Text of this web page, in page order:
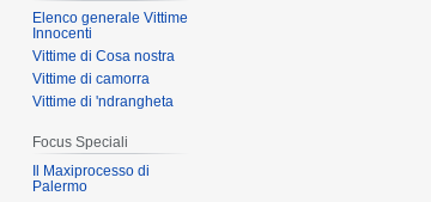
Elenco generale Vittime
Innocenti
Vittime di Cosa nostra
Vittime di camorra
Vittime di 'ndrangheta
Focus Speciali
Il Maxiprocesso di
Palermo